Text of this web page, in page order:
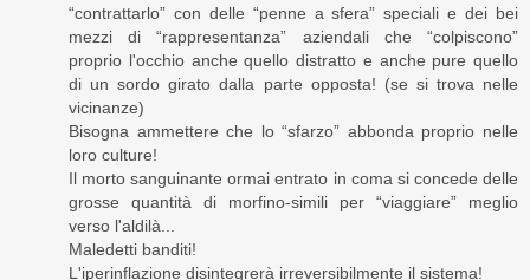
“contrattarlo” con delle “penne a sfera” speciali e dei bei
mezzi di “rappresentanza” aziendali che “colpiscono”
proprio l'occhio anche quello distratto e anche pure quello
di un sordo girato dalla parte opposta! (se si trova nelle
vicinanze)
Bisogna ammettere che lo “sfarzo” abbonda proprio nelle
loro culture!
Il morto sanguinante ormai entrato in coma si concede delle
grosse quantità di morfino-simili per “viaggiare” meglio
verso l'aldilà...
Maledetti banditi!
L'iperinflazione disintegrerà irreversibilmente il sistema!